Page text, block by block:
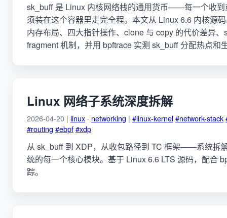
sk_buff 是 Linux 内核网络栈的通用货币——每一个收到
须装在这个容器里走完全程。本文从 Linux 6.6 内核源
内存布局、四大指针操作、clone 与 copy 的代价差异
fragment 机制，并用 bpftrace 实测 sk_buff 分配热点和
Linux 网络子系统深度拆解
2026-04-20 | linux · networking | #linux-kernel#network-stack
#routing #ebpf#xdp
从 sk_buff 到 XDP，从收包路径到 TC 框架——系统拆
统的每一个核心模块。基于 Linux 6.6 LTS 源码，配合
踪。